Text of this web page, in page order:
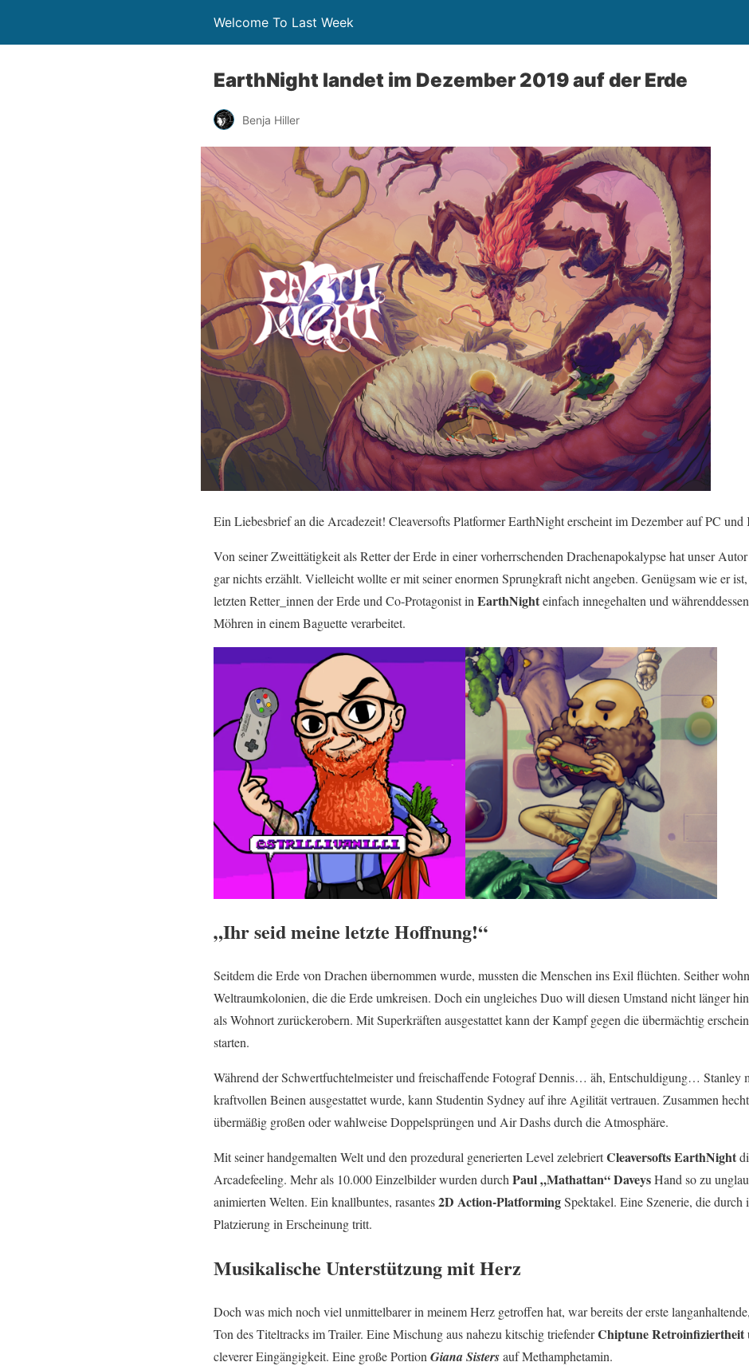
Welcome To Last Week
EarthNight landet im Dezember 2019 auf der Erde
Benja Hiller
Ein Liebesbrief an die Arcadezeit! Cleaversofts Platformer EarthNight erscheint im Dezember auf PC und
Von seiner Zweittätigkeit als Retter der Erde in einer vorherrschenden Drachenapokalypse hat unser
gar nichts erzählt. Vielleicht wollte er mit seiner enormen Sprungkraft nicht angeben. Genügsam wie er
letzten Retter_innen der Erde und Co-Protagonist in EarthNighteinfach innegehalten und
Möhren in einem Baguette verarbeitet.
„Ihr seid meine letzte Hoffnung!“
Seitdem die Erde von Drachen übernommen wurde, mussten die Menschen ins Exil flüchten. Seither
Weltraumkolonien, die die Erde umkreisen. Doch ein ungleiches Duo will diesen Umstand nicht länger
als Wohnort zurückerobern. Mit Superkräften ausgestattet kann der Kampf gegen die übermächtig
starten.
Während der Schwertfuchtelmeister und freischaffende Fotograf Dennis… äh, Entschuldigung… Stanley
kraftvollen Beinen ausgestattet wurde, kann Studentin Sydney auf ihre Agilität vertrauen. Zusammen
übermäßig großen oder wahlweise Doppelsprüngen und Air Dashs durch die Atmosphäre.
Mit seiner handgemalten Welt und den prozedural generierten Level zelebriertCleaversofts EarthNight
Arcadefeeling. Mehr als 10.000 Einzelbilder wurden durch Paul „Mathattan“ DaveysHand so zu
animierten Welten. Ein knallbuntes, rasantes2D Action-PlatformingSpektakel. Eine Szenerie, die durch
Platzierung in Erscheinung tritt.
Musikalische Unterstützung mit Herz
Doch was mich noch viel unmittelbarer in meinem Herz getroffen hat, war bereits der erste
Ton des Titeltracks im Trailer. Eine Mischung aus nahezu kitschig triefenderChiptune Retroinfiziertheit
cleverer Eingängigkeit. Eine große Portion Giana Sistersauf Methamphetamin.